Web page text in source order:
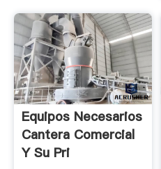
Equipos Necesarios
Cantera Comercial
Y Su Pri